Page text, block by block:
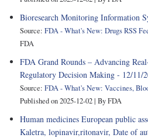
Bioresearch Monitoring Information
Source: FDA - What's New: Drugs RSS
FDA
FDA Grand Rounds – Advancing
Regulatory Decision Making - 12/11/
Source: FDA - What's New: Vaccines,
Published on 2025-12-02 By FDA
Human medicines European public
Kaletra, lopinavir,ritonavir, Date of